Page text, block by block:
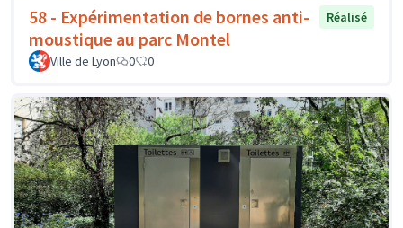
58 - Expérimentation de bornes anti-
moustique au parc Montel
Réalisé
Ville de Lyon 0 0